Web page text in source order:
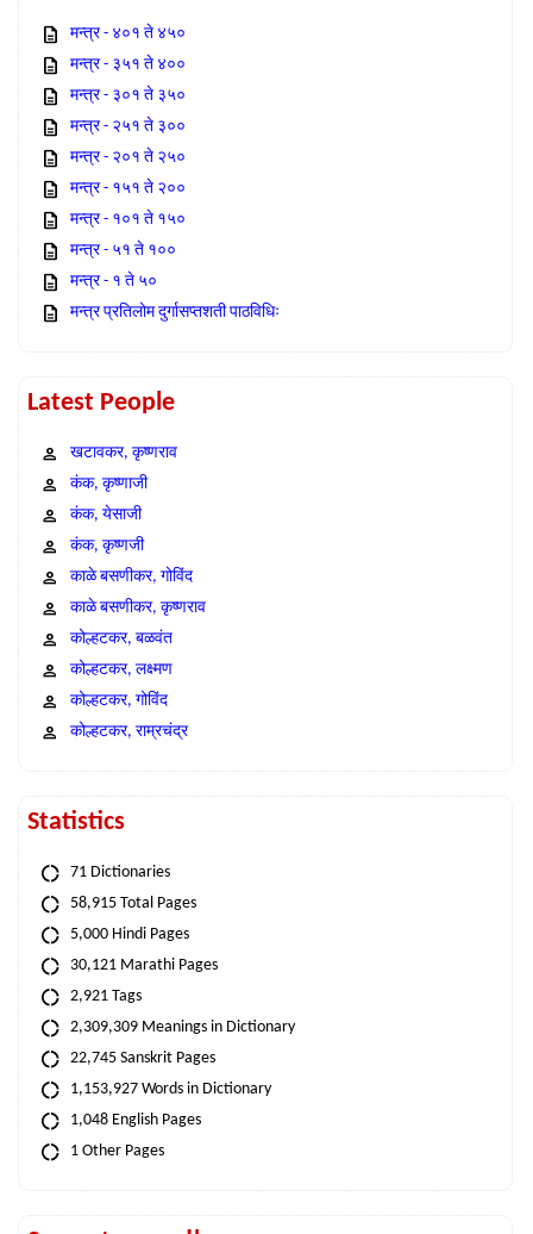
मन्त्र - ४०१ ते ४५०
मन्त्र - ३५१ ते ४००
मन्त्र - ३०१ ते ३५०
मन्त्र - २५१ ते ३००
मन्त्र - २०१ ते २५०
मन्त्र - १५१ ते २००
मन्त्र - १०१ ते १५०
मन्त्र - ५१ ते १००
मन्त्र - १ ते ५०
मन्त्र प्रतिलोम दुर्गासप्तशती पाठविधिः
Latest People
खटावकर, कृष्णराव
कंक, कृष्णाजी
कंक, येसाजी
कंक, कृष्णजी
काळे बसणीकर, गोविंद
काळे बसणीकर, कृष्णराव
कोल्हटकर, बळवंत
कोल्हटकर, लक्ष्मण
कोल्हटकर, गोविंद
कोल्हटकर, राम्रचंद्र
Statistics
71 Dictionaries
58,915 Total Pages
5,000 Hindi Pages
30,121 Marathi Pages
2,921 Tags
2,309,309 Meanings in Dictionary
22,745 Sanskrit Pages
1,153,927 Words in Dictionary
1,048 English Pages
1 Other Pages